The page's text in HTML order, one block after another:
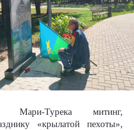
Турека митинг,
«крылатой пехоты»,